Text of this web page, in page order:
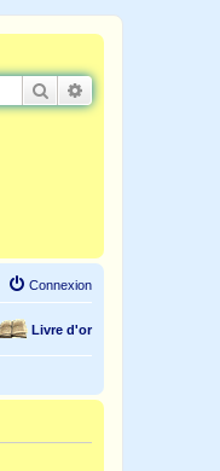
Rechercher
Connexion
Livre d'or